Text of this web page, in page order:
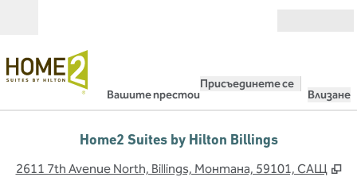
Вашите престои
Присъединете се
Влизане
Home2 Suites by Hilton Billings
2611 7th Avenue North, Billings, Монтана, 59101, САЩ ,